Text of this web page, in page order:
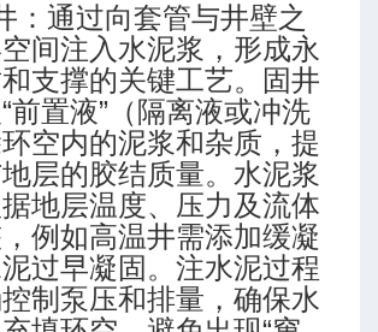
：通过向套管与井壁之
间注入水泥浆，形成永
支撑的关键工艺。固井
前置液”（隔离液或冲洗
空内的泥浆和杂质，提
层的胶结质量。水泥浆
地层温度、压力及流体
例如高温井需添加缓凝
过早凝固。注水泥过程
制泵压和排量，确保水